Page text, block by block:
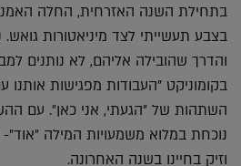
בתחילת השנה האזרחית, החלה
בצבע תעשייתי לצד מיניאטורות גואש.
והדרך שהובילה אליהם, לא נותנים
בקומוניקט "העבודות מפגישות אותנו
השתהות של ״הגעתי, אני כאן״. עם
נוכחת במלוא משמעויות המילה
וזיק בחיינו בשנה האחרונה.